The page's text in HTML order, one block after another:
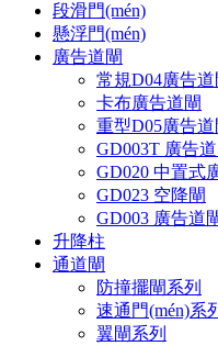
段滑門(mén)
懸浮門(mén)
廣告道閘
常規D04廣告道
卡布廣告道閘
重型D05廣告道
GD003T 廣告
GD020 中置式
GD023 空降閘
GD003 廣告道
升降柱
通道閘
防撞擺閘系列
速通門(mén)系
翼閘系列